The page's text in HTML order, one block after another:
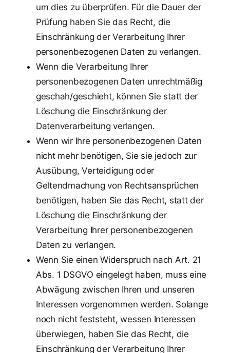
um dies zu überprüfen. Für die Dauer der
Prüfung haben Sie das Recht, die
Einschränkung der Verarbeitung Ihrer
personenbezogenen Daten zu verlangen.
Wenn die Verarbeitung Ihrer
personenbezogenen Daten unrechtmäßig
geschah/geschieht, können Sie statt der
Löschung die Einschränkung der
Datenverarbeitung verlangen.
Wenn wir Ihre personenbezogenen Daten
nicht mehr benötigen, Sie sie jedoch zur
Ausübung, Verteidigung oder
Geltendmachung von Rechtsansprüchen
benötigen, haben Sie das Recht, statt der
Löschung die Einschränkung der
Verarbeitung Ihrer personenbezogenen
Daten zu verlangen.
Wenn Sie einen Widerspruch nach Art. 21
Abs. 1 DSGVO eingelegt haben, muss eine
Abwägung zwischen Ihren und unseren
Interessen vorgenommen werden. Solange
noch nicht feststeht, wessen Interessen
überwiegen, haben Sie das Recht, die
Einschränkung der Verarbeitung Ihrer